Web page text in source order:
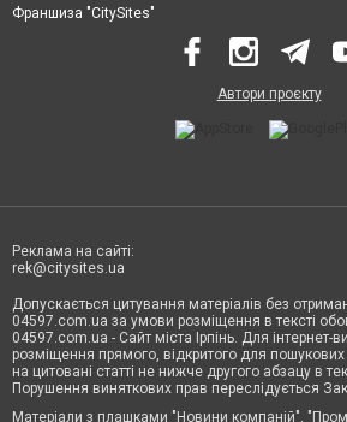
Франшиза "CitySites"
Автори проєкту
Реклама на сайті:
rek@citysites.ua
Допускається цитування матеріалів без
04597.com.ua за умови розміщення в тексті
04597.com.ua - Сайт міста Ірпінь. Для інтернет-
розміщення прямого, відкритого для
на цитовані статті не нижче другого абзацу в
Порушення виняткових прав переслідується
Матеріали з плашками "Новини компаній",